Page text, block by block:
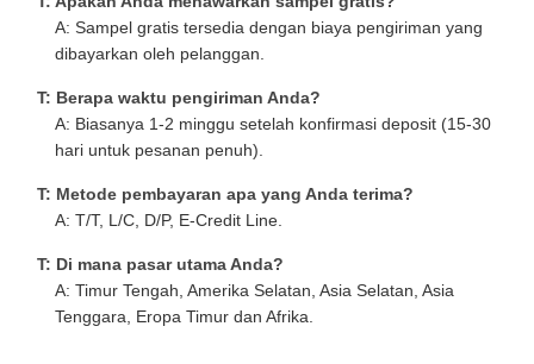
A: Sampel gratis tersedia dengan biaya pengiriman yang
dibayarkan oleh pelanggan.
T: Berapa waktu pengiriman Anda?
A: Biasanya 1-2 minggu setelah konfirmasi deposit (15-30
hari untuk pesanan penuh).
T: Metode pembayaran apa yang Anda terima?
A: T/T, L/C, D/P, E-Credit Line.
T: Di mana pasar utama Anda?
A: Timur Tengah, Amerika Selatan, Asia Selatan, Asia
Tenggara, Eropa Timur dan Afrika.